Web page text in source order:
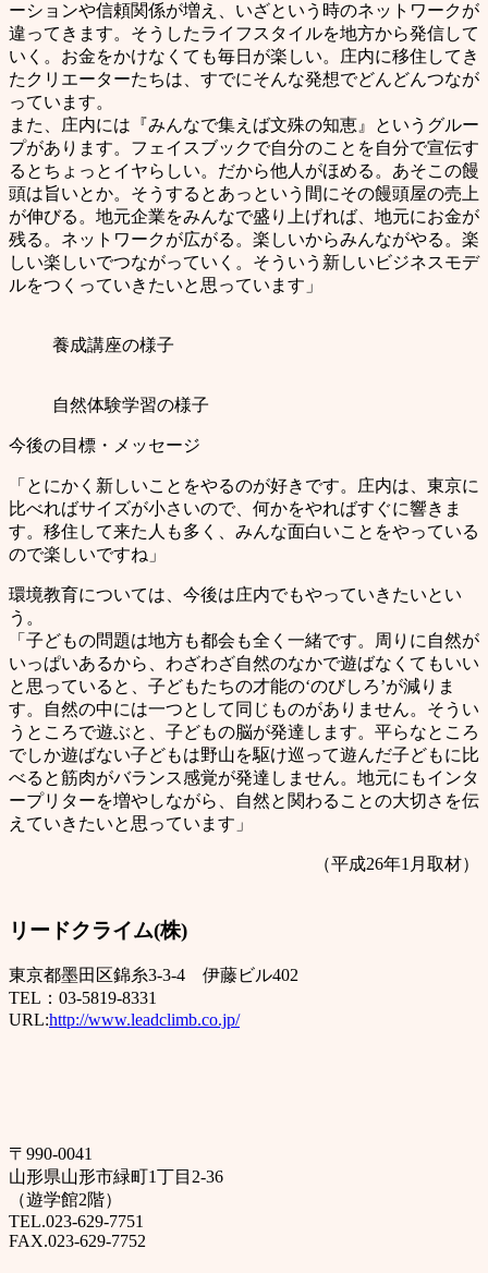
ーションや信頼関係が増え、いざという時のネットワークが
違ってきます。そうしたライフスタイルを地方から発信して
いく。お金をかけなくても毎日が楽しい。庄内に移住してき
たクリエーターたちは、すでにそんな発想でどんどんつなが
っています。
また、庄内には『みんなで集えば文殊の知恵』というグルー
プがあります。フェイスブックで自分のことを自分で宣伝す
るとちょっとイヤらしい。だから他人がほめる。あそこの饅
頭は旨いとか。そうするとあっという間にその饅頭屋の売上
が伸びる。地元企業をみんなで盛り上げれば、地元にお金が
残る。ネットワークが広がる。楽しいからみんながやる。楽
しい楽しいでつながっていく。そういう新しいビジネスモデ
ルをつくっていきたいと思っています」
養成講座の様子
自然体験学習の様子
今後の目標・メッセージ
「とにかく新しいことをやるのが好きです。庄内は、東京に
比べればサイズが小さいので、何かをやればすぐに響きま
す。移住して来た人も多く、みんな面白いことをやっている
ので楽しいですね」
環境教育については、今後は庄内でもやっていきたいとい
う。
「子どもの問題は地方も都会も全く一緒です。周りに自然が
いっぱいあるから、わざわざ自然のなかで遊ばなくてもいい
と思っていると、子どもたちの才能の‘のびしろ’が減りま
す。自然の中には一つとして同じものがありません。そうい
うところで遊ぶと、子どもの脳が発達します。平らなところ
でしか遊ばない子どもは野山を駆け巡って遊んだ子どもに比
べると筋肉がバランス感覚が発達しません。地元にもインタ
ープリターを増やしながら、自然と関わることの大切さを伝
えていきたいと思っています」
（平成26年1月取材）
リードクライム(株)
東京都墨田区錦糸3-3-4 伊藤ビル402
TEL：03-5819-8331
URL:http://www.leadclimb.co.jp/
〒990-0041
山形県山形市緑町1丁目2-36
（遊学館2階）
TEL.023-629-7751
FAX.023-629-7752